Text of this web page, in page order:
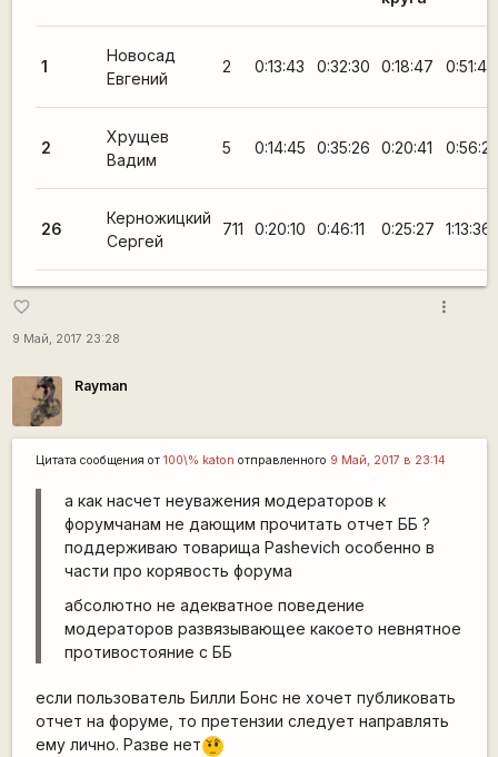
1
Новосад
Евгений
2 0:13:43 0:32:30 0:18:47 0:51:44
2
Хрущев
Вадим
5 0:14:45 0:35:26 0:20:41
26
Керножицкий
Сергей
711 0:20:10 0:46:11 0:25:27 1:13:36
favorite_border
9 Май, 2017 23:28
more_vert
Rаyman
Цитата сообщения от 100\% katon отправленного 9 Май, 2017 в 23:14
а как насчет неуважения модераторов к
форумчанам не дающим прочитать отчет ББ ?
поддерживаю товарища Pashevich особенно в
части про корявость форума
абсолютно не адекватное поведение
модераторов развязывающее какоето невнятное
противостояние с ББ
если пользователь Билли Бонс не хочет публиковать
отчет на форуме, то претензии следует направлять
ему лично. Разве нет???